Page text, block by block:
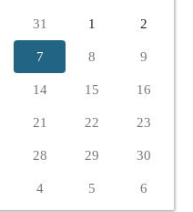
31 1 2
7 8 9
14 15 16
21 22 23
28 29 30
4 5 6